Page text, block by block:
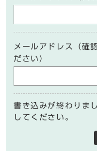
メールアドレス（確
ださい）
書き込みが終わりま
してください。